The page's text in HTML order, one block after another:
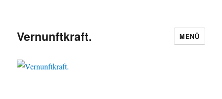
Vernunftkraft. MENÜ